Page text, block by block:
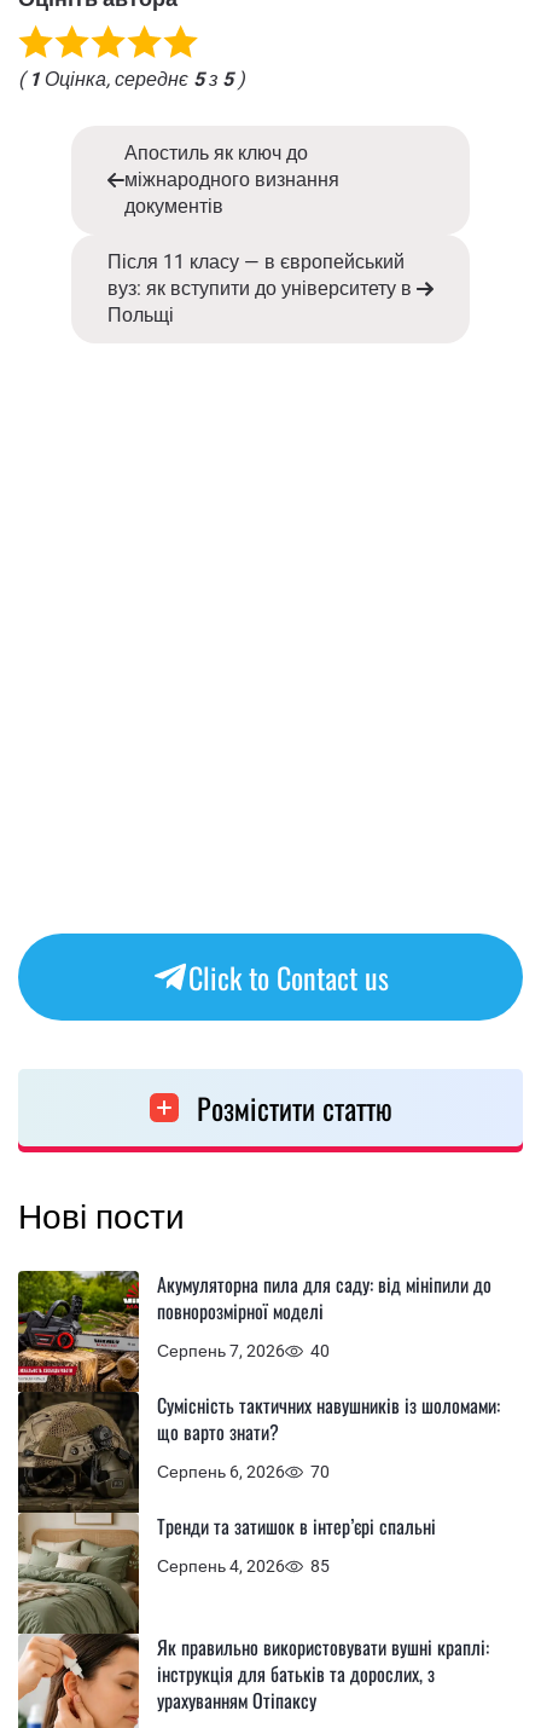
( 1 Оцінка, середнє 5з 5)
Апостиль як ключ до
міжнародного визнання
документів
Після 11 класу — в європейський
вуз: як вступити до університету в
Польщі
Click to Contact us
Розмістити статтю
Нові пости
Серпень 7, 2026 40
Акумуляторна пила для саду: від мініпили до
повнорозмірної моделі
Серпень 6, 2026 70
Сумісність тактичних навушників із шоломами:
що варто знати?
Серпень 4, 2026 85
Тренди та затишок в інтер’єрі спальні
Як правильно використовувати вушні краплі:
інструкція для батьків та дорослих, з
урахуванням Отіпаксу